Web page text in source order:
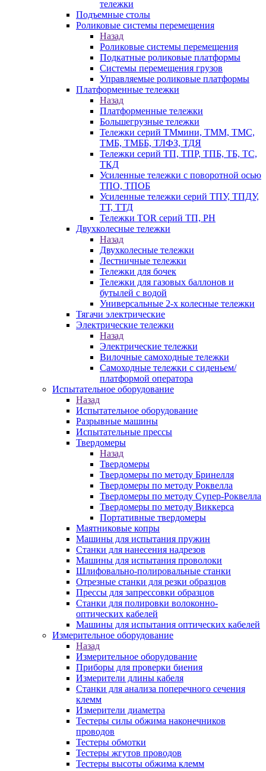
тележки
Подъемные столы
Роликовые системы перемещения
Назад
Роликовые системы перемещения
Подкатные роликовые платформы
Системы перемещения грузов
Управляемые роликовые платформы
Платформенные тележки
Назад
Платформенные тележки
Большегрузные тележки
Тележки серий ТМмини, ТММ, ТМС,
ТМБ, ТМББ, ТЛФЗ, ТДЯ
Тележки серий ТП, ТПР, ТПБ, ТБ, ТС,
ТКД
Усиленные тележки с поворотной осью
ТПО, ТПОБ
Усиленные тележки серий ТПУ, ТПДУ,
ТТ, ТТД
Тележки TOR серий ТП, PH
Двухколесные тележки
Назад
Двухколесные тележки
Лестничные тележки
Тележки для бочек
Тележки для газовых баллонов и
бутылей с водой
Универсальные 2-х колесные тележки
Тягачи электрические
Электрические тележки
Назад
Электрические тележки
Вилочные самоходные тележки
Самоходные тележки с сиденьем/
платформой оператора
Испытательное оборудование
Назад
Испытательное оборудование
Разрывные машины
Испытательные прессы
Твердомеры
Назад
Твердомеры
Твердомеры по методу Бринелля
Твердомеры по методу Роквелла
Твердомеры по методу Супер-Роквелла
Твердомеры по методу Виккерса
Портативные твердомеры
Маятниковые копры
Машины для испытания пружин
Станки для нанесения надрезов
Машины для испытания проволоки
Шлифовально-полировальные станки
Отрезные станки для резки образцов
Прессы для запрессовки образцов
Станки для полировки волоконно-
оптических кабелей
Машины для испытания оптических кабелей
Измерительное оборудование
Назад
Измерительное оборудование
Приборы для проверки биения
Измерители длины кабеля
Станки для анализа поперечного сечения
клемм
Измерители диаметра
Тестеры силы обжима наконечников
проводов
Тестеры обмотки
Тестеры жгутов проводов
Тестеры высоты обжима клемм